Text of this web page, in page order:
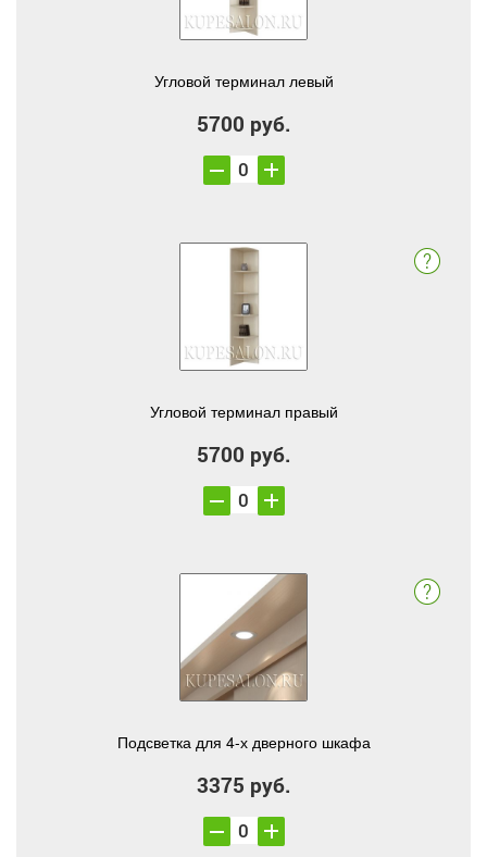
Угловой терминал левый
5700 руб.
Угловой терминал правый
5700 руб.
Подсветка для 4-х дверного шкафа
3375 руб.